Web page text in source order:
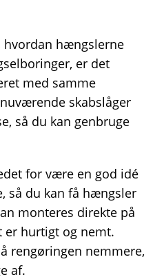
hvordan hængslerne
er det
med samme
skabslåger
så du kan genbruge
for være en god idé
så du kan få hængsler
monteres direkte på
er hurtigt og nemt.
rengøringen nemmere,
af.